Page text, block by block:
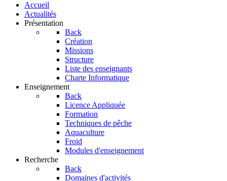
Accueil
Actualités
Présentation
Back
Création
Missions
Structure
Liste des enseignants
Charte Informatique
Enseignement
Back
Licence Appliquée
Formation
Techniques de pêche
Aquaculture
Froid
Modules d'enseignement
Recherche
Back
Domaines d'activités